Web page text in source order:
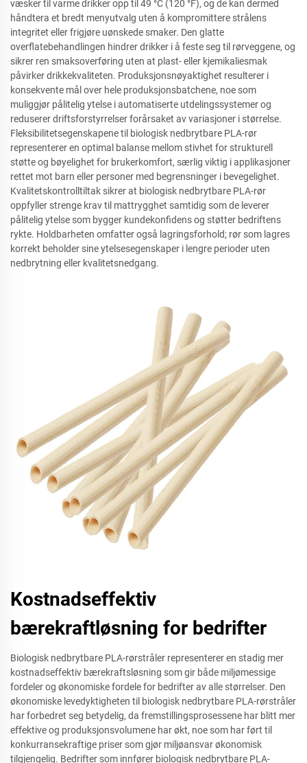
væsker til varme drikker opp til 49 °C (120 °F), og de kan dermed
håndtera et bredt menyutvalg uten å kompromittere strålens
integritet eller frigjøre uønskede smaker. Den glatte
overflatebehandlingen hindrer drikker i å feste seg til rørveggene, og
sikrer ren smaksoverføring uten at plast- eller kjemikaliesmak
påvirker drikkekvaliteten. Produksjonsnøyaktighet resulterer i
konsekvente mål over hele produksjonsbatchene, noe som
muliggjør pålitelig ytelse i automatiserte utdelingssystemer og
reduserer driftsforstyrrelser forårsaket av variasjoner i størrelse.
Fleksibilitetsegenskapene til biologisk nedbrytbare PLA-rør
representerer en optimal balanse mellom stivhet for strukturell
støtte og bøyelighet for brukerkomfort, særlig viktig i applikasjoner
rettet mot barn eller personer med begrensninger i bevegelighet.
Kvalitetskontrolltiltak sikrer at biologisk nedbrytbare PLA-rør
oppfyller strenge krav til mattrygghet samtidig som de leverer
pålitelig ytelse som bygger kundekonfidens og støtter bedriftens
rykte. Holdbarheten omfatter også lagringsforhold; rør som lagres
korrekt beholder sine ytelsesegenskaper i lengre perioder uten
nedbrytning eller kvalitetsnedgang.
Kostnadseffektiv
bærekraftløsning for bedrifter
Biologisk nedbrytbare PLA-rørstråler representerer en stadig mer
kostnadseffektiv bærekraftsløsning som gir både miljømessige
fordeler og økonomiske fordele for bedrifter av alle størrelser. Den
økonomiske levedyktigheten til biologisk nedbrytbare PLA-rørstråler
har forbedret seg betydelig, da fremstillingsprosessene har blitt mer
effektive og produksjonsvolumene har økt, noe som har ført til
konkurransekraftige priser som gjør miljøansvar økonomisk
tilgjengelig. Bedrifter som innfører biologisk nedbrytbare PLA-